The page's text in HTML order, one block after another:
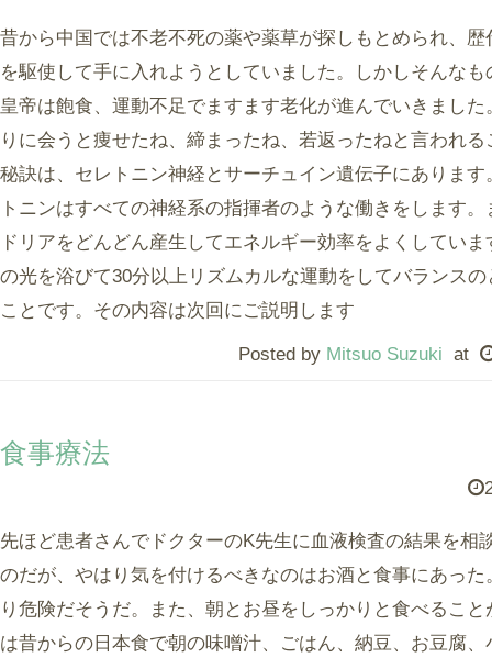
昔から中国では不老不死の薬や薬草が探しもとめられ、
を駆使して手に入れようとしていました。しかしそんな
皇帝は飽食、運動不足でますます老化が進んでいきまし
りに会うと痩せたね、締まったね、若返ったねと言われ
秘訣は、セレトニン神経とサーチュイン遺伝子にありま
トニンはすべての神経系の指揮者のような働きをします
ドリアをどんどん産生してエネルギー効率をよくしてい
の光を浴びて30分以上リズムカルな運動をしてバランス
ことです。その内容は次回にご説明します
Posted by Mitsuo Suzuki at
食事療法
先ほど患者さんでドクターのK先生に血液検査の結果を相
のだが、やはり気を付けるべきなのはお酒と食事にあっ
り危険だそうだ。また、朝とお昼をしっかりと食べるこ
は昔からの日本食で朝の味噌汁、ごはん、納豆、お豆腐